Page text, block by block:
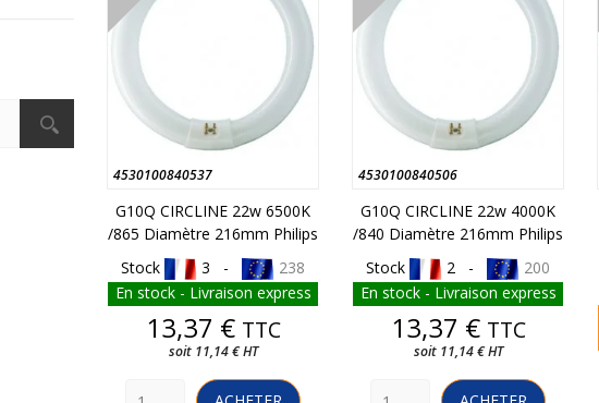
4530100840537
G10Q CIRCLINE 22w 6500K
/865 Diamètre 216mm Philips
Stock
3 -
238
En stock - Livraison express
Prix
13,37 € TTC
soit 11,14 € HT
4530100840506
G10Q CIRCLINE 22w 4000K
/840 Diamètre 216mm Philips
Stock
2 -
200
En stock - Livraison express
Prix
13,37 € TTC
soit 11,14 € HT